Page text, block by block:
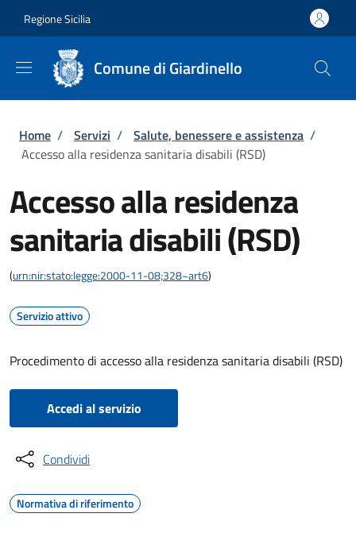
Regione Sicilia
Comune di Giardinello
Briciole di pane
Home / Servizi / Salute, benessere e assistenza /
Accesso alla residenza sanitaria disabili (RSD)
Accesso alla residenza
sanitaria disabili (RSD)
(urn:nir:stato:legge:2000-11-08;328~art6)
Servizio attivo
Procedimento di accesso alla residenza sanitaria disabili (RSD)
Accedi al servizio
Condividi
Normativa di riferimento